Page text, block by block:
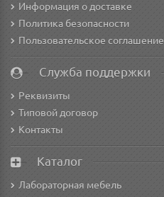
Информация о доставке
Политика безопасности
Пользовательское соглашение
Служба поддержки
Реквизиты
Типовой договор
Контакты
Каталог
Лабораторная мебель